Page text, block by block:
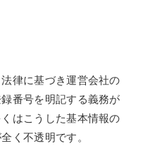
律に基づき運営会社の
番号を明記する義務が
はこうした基本情報の
く不透明です。